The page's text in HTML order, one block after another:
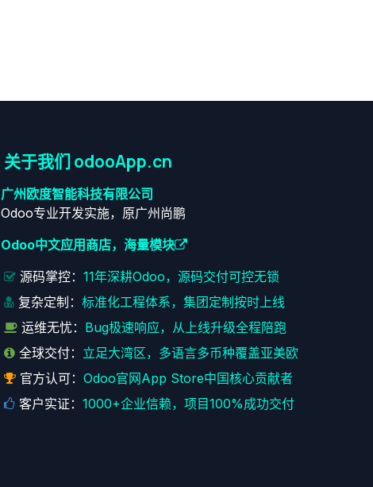
关于我们 odooApp.cn
广州欧度智能科技有限公司
Odoo专业开发实施，原广州尚鹏
Odoo中文应用商店，海量模块
源码掌控：11年深耕Odoo，源码交付可控无锁
复杂定制：标准化工程体系，集团定制按时上线
运维无忧： Bug极速响应，从上线升级全程陪跑
全球交付： 立足大湾区，多语言多币种覆盖亚美欧
官方认可：Odoo官网App Store中国核心贡献者
客户实证：1000+企业信赖，项目100%成功交付